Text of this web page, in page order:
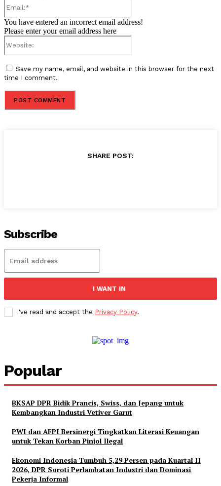
You have entered an incorrect email address!
Please enter your email address here
Save my name, email, and website in this browser for the next
time I comment.
SHARE POST:
Subscribe
I WANT IN
I've read and accept the Privacy Policy.
Popular
BKSAP DPR Bidik Prancis, Swiss, dan Jepang untuk
Kembangkan Industri Vetiver Garut
PWI dan AFPI Bersinergi Tingkatkan Literasi Keuangan
untuk Tekan Korban Pinjol Ilegal
Ekonomi Indonesia Tumbuh 5,29 Persen pada Kuartal II
2026, DPR Soroti Perlambatan Industri dan Dominasi
Pekerja Informal